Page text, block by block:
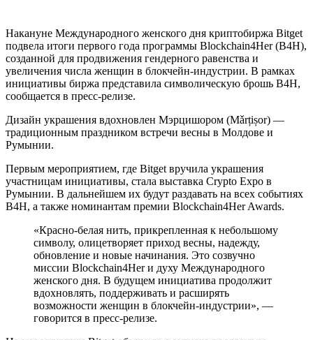
Накануне Международного женского дня криптобиржа Bitget
подвела итоги первого года программы Blockchain4Her (B4H),
созданной для продвижения гендерного равенства и
увеличения числа женщин в блокчейн-индустрии. В рамках
инициативы биржа представила символическую брошь B4H,
сообщается в пресс-релизе.
Дизайн украшения вдохновлен Мэрцишором (Mǎrțișor) ―
традиционным праздником встречи весны в Молдове и
Румынии.
Первым мероприятием, где Bitget вручила украшения
участницам инициативы, стала выставка Crypto Expo в
Румынии. В дальнейшем их будут раздавать на всех событиях
B4H, а также номинантам премии Blockchain4Her Awards.
«Красно-белая нить, прикрепленная к небольшому
символу, олицетворяет приход весны, надежду,
обновление и новые начинания. Это созвучно
миссии Blockchain4Her и духу Международного
женского дня. В будущем инициатива продолжит
вдохновлять, поддерживать и расширять
возможности женщин в блокчейн-индустрии», —
говорится в пресс-релизе.